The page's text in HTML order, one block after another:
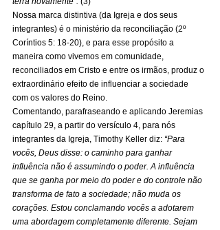
Nossa marca distintiva (da Igreja e dos seus
integrantes) é o ministério da reconciliação (2º
Coríntios 5: 18-20), e para esse propósito a
maneira como vivemos em comunidade,
reconciliados em Cristo e entre os irmãos, produz o
extraordinário efeito de influenciar a sociedade
com os valores do Reino.
Comentando, parafraseando e aplicando Jeremias
capítulo 29, a partir do versículo 4, para nós
integrantes da Igreja, Timothy Keller diz: “Para
vocês, Deus disse: o caminho para ganhar
influência não é assumindo o poder. A influência
que se ganha por meio do poder e do controle não
transforma de fato a sociedade; não muda os
corações. Estou conclamando vocês a adotarem
uma abordagem completamente diferente. Sejam